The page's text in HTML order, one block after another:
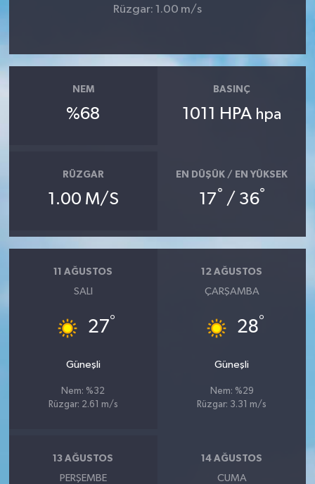
Rüzgar: 1.00 m/s
NEM
%68
BASINÇ
1011 HPA hpa
RÜZGAR
1.00 M/S
EN DÜŞÜK / EN YÜKSEK
17° / 36°
11 AĞUSTOS
SALI
27°
Güneşli
Nem: %32
Rüzgar: 2.61 m/s
12 AĞUSTOS
ÇARŞAMBA
28°
Güneşli
Nem: %29
Rüzgar: 3.31 m/s
13 AĞUSTOS
PERŞEMBE
14 AĞUSTOS
CUMA